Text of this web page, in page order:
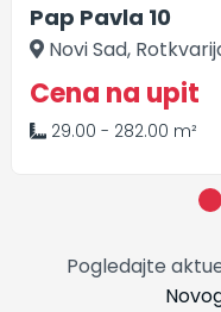
Pap Pavla 10
Novi Sad,
Cena na upit
29.00 - 282.00 m²
Pogledajte